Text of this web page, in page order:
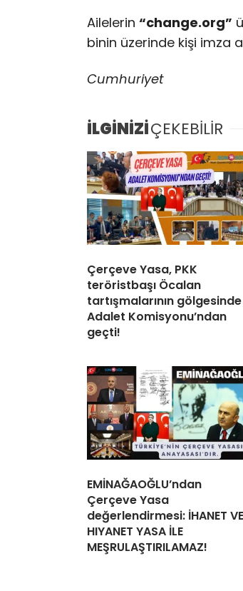
Ailelerin “change.org”
binin üzerinde kişi imza
Cumhuriyet
İLGİNİZİÇEKEBİLİR
Çerçeve Yasa, PKK
teröristbaşı Öcalan
tartışmalarının gölgesinde
Adalet Komisyonu’ndan
geçti!
EMİNAĞAOĞLU’ndan
Çerçeve Yasa
değerlendirmesi: İHANET VE
HIYANET YASA İLE
MEŞRULAŞTIRILAMAZ!